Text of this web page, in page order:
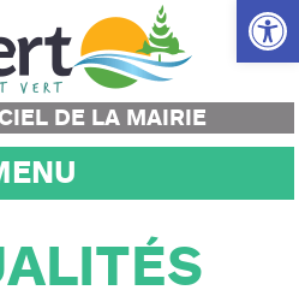
Ouvrir
DE LA MAIRIE